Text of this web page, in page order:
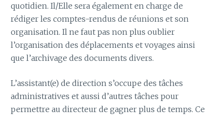
quotidien. Il/Elle sera également en charge de
rédiger les comptes-rendus de réunions et son
organisation. Il ne faut pas non plus oublier
l’organisation des déplacements et voyages ainsi
que l’archivage des documents divers.
L’assistant(e) de direction s’occupe des tâches
administratives et aussi d’autres tâches pour
permettre au directeur de gagner plus de temps. Ce